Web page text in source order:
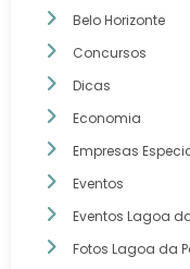
Belo Horizonte
Concursos
Dicas
Economia
Empresas
Eventos
Eventos Lagoa
Fotos Lagoa da